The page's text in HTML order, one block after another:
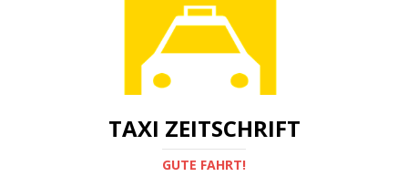
TAXI ZEITSCHRIFT
GUTE FAHRT!